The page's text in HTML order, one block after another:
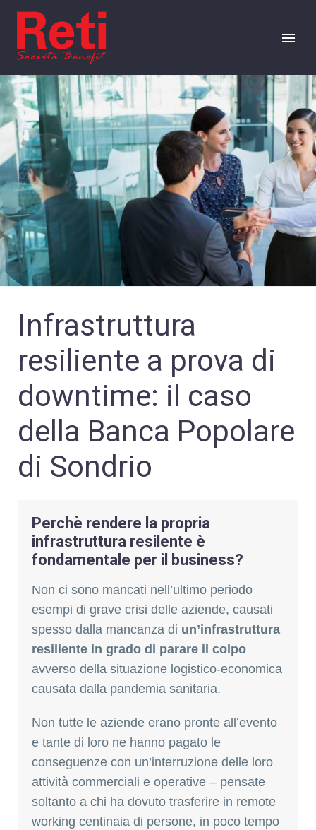
CHI SIAMO
OFFERTA
CAREERS
EVENTI
RISORSE
PRESS
INVESTOR RELATIONS
CONTATTI
Infrastruttura
resiliente a prova di
downtime: il caso
della Banca Popolare
di Sondrio
Perchè rendere la propria
infrastruttura resilente è
fondamentale per il business?
Non ci sono mancati nell’ultimo periodo
esempi di grave crisi delle aziende, causati
spesso dalla mancanza di un’infrastruttura
resiliente in grado di parare il colpo
avverso della situazione logistico-economica
causata dalla pandemia sanitaria.
Non tutte le aziende erano pronte all’evento
e tante di loro ne hanno pagato le
conseguenze con un’interruzione delle loro
attività commerciali e operative – pensate
soltanto a chi ha dovuto trasferire in remote
working centinaia di persone, in poco tempo